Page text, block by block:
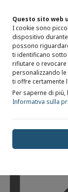
Questo sito web
I cookie sono
dispositivo
possono
ti identificano
rifiutare o
personalizzando le
ti offre certamente
Per saperne di
Informativa sulla
Home Servizi